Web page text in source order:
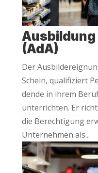
(AdA)
Der
Schein, qua­li­fi­ziert
den­de in ihrem
unter­rich­ten. Er
die Berech­ti­gung
Unter­neh­men als...